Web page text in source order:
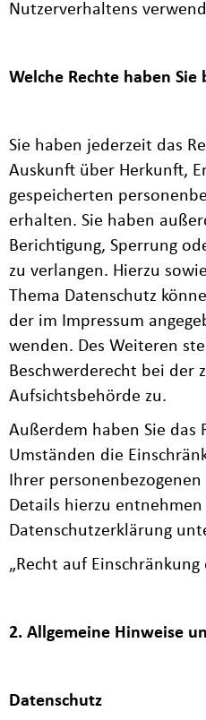
Nutzerverhaltens
Welche Rechte haben
Sie haben jederzeit das
Auskunft über Herkunft,
gespeicherten
erhalten. Sie haben
Berichtigung, Sperrung
zu verlangen. Hierzu
Thema Datenschutz
der im Impressum
wenden. Des Weiteren
Beschwerderecht bei der
Aufsichtsbehörde zu.
Außerdem haben Sie das
Umständen die
Ihrer
Details hierzu entnehmen
Datenschutzerklärung
„Recht auf
2. Allgemeine Hinweise
Datenschutz